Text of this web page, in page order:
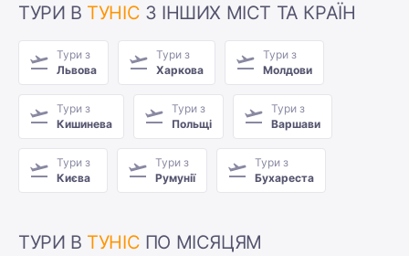
ТУРИ В ТУНІС З ІНШИХ МІСТ ТА КРАЇН
Тури з
Львова
Тури з
Харкова
Тури з
Молдови
Тури з
Кишинева
Тури з
Польщі
Тури з
Варшави
Тури з
Києва
Тури з
Румунії
Тури з
Бухареста
ТУРИ В ТУНІС ПО МІСЯЦЯМ